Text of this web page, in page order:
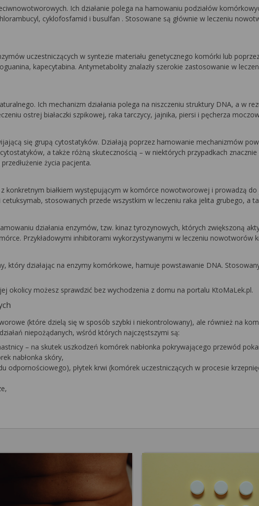
Ich działanie polega na hamowaniu podziałów
cyklofosfamid i busulfan . Stosowane są głównie w leczeniu
uczestniczących w syntezie materiału genetycznego komórki lub
kapecytabina. Antymetabolity znalazły szerokie zastosowanie w
Ich mechanizm działania polega na niszczeniu struktury DNA, a w
ostrej białaczki szpikowej, raka tarczycy, jajnika, piersi i pęcherza
się grupą cytostatyków. Działają poprzez hamowanie mechanizmów
a także różną skutecznością – w niektórych przypadkach
życia pacjenta.
konkretnym białkiem występującym w komórce nowotworowej i prowadzą
stosowanych przede wszystkim w leczeniu raka jelita grubego, a
działania enzymów, tzw. kinaz tyrozynowych, których zwiększoną
Przykładowymi inhibitorami wykorzystywanymi w leczeniu
który działając na enzymy komórkowe, hamuje powstawanie DNA.
okolicy możesz sprawdzić bez wychodzenia z domu na portalu KtoMaLek.pl.
(które dzielą się w sposób szybki i niekontrolowany), ale również na
niepożądanych, wśród których najczęstszymi są:
– na skutek uszkodzeń komórek nabłonka pokrywającego przewód
nabłonka skóry,
odpornościowego), płytek krwi (komórek uczestniczących w procesie